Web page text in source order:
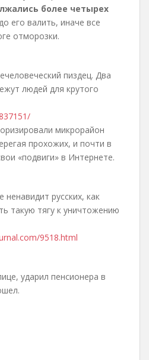
более четырех
его валить, иначе все
отморозки.
пиздец. Два
людей для крутого
микрорайон
прохожих, и почти в
«подвиги» в Интернете.
ненавидит русских, как
такую тягу к уничтожению
9518.html
ударил пенсионера в